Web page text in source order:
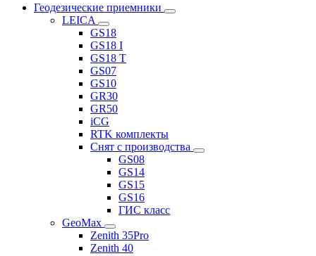
Геодезические приемники
LEICA
GS18
GS18 I
GS18 T
GS07
GS10
GR30
GR50
iCG
RTK комплекты
Снят с производства
GS08
GS14
GS15
GS16
ГИС класс
GeoMax
Zenith 35Pro
Zenith 40